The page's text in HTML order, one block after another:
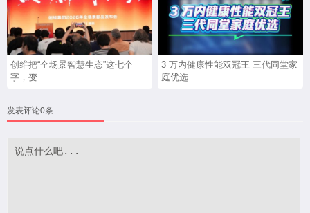
创维把“全场景智慧生态”这七个
字，变...
3 万内健康性能双冠王 三代同堂家
庭优选
发表评论0条